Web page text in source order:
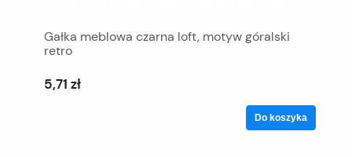
Gałka meblowa czarna loft, motyw góralski
retro
5,71 zł
Do koszyka